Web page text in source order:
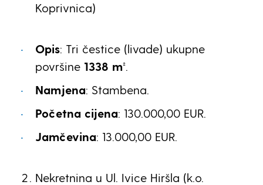
Koprivnica)
Opis: Tri čestice (livade) ukupne
površine 1338 m².
Namjena: Stambena.
Početna cijena: 130.000,00 EUR.
Jamčevina: 13.000,00 EUR.
Nekretnina u Ul. Ivice Hiršla (k.o.